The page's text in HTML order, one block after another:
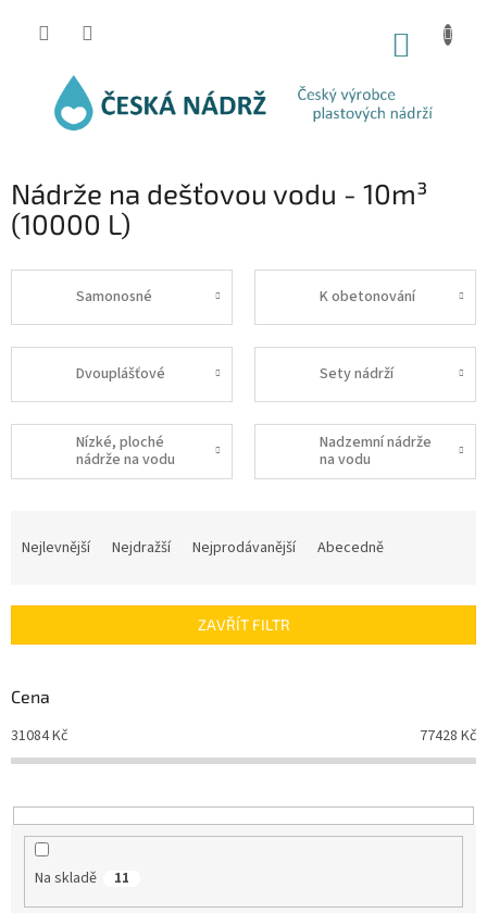
Nádrže na dešťovou vodu - 10m³
(10000 L)
Samonosné K obetonování
Dvouplášťové Sety nádrží
Nízké, ploché
nádrže na vodu
Nadzemní nádrže
na vodu
í
r
o
d
u
t
ů
Nejlevnější Nejdražší Nejprodávanější Abecedně
ZAVŘÍT FILTR
Cena
31084Kč 77428 Kč
Na skladě 11